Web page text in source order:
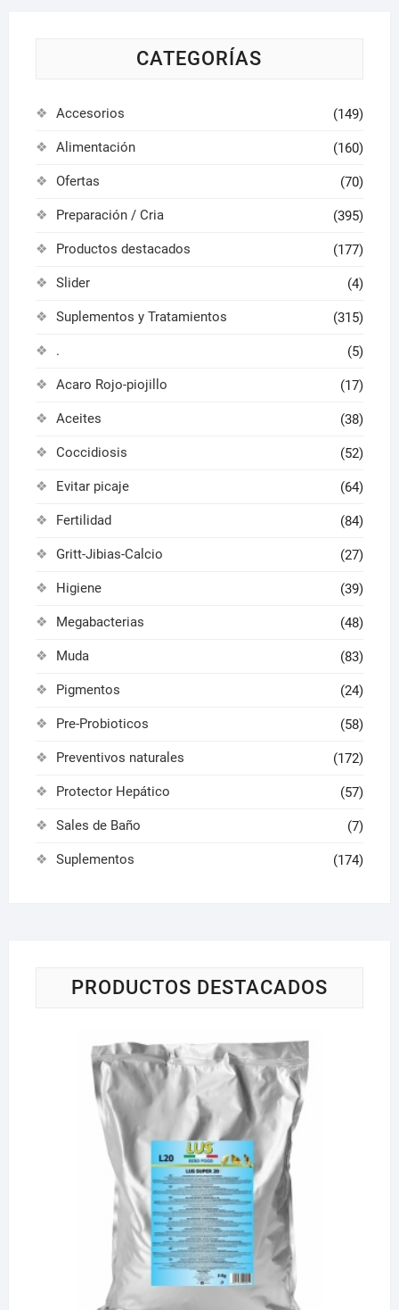
página
CATEGORÍAS
Accesorios (149)
Alimentación (160)
Ofertas (70)
Preparación / Cria (395)
Productos destacados (177)
Slider (4)
Suplementos y Tratamientos (315)
. (5)
Acaro Rojo-piojillo (17)
Aceites (38)
Coccidiosis (52)
Evitar picaje (64)
Fertilidad (84)
Gritt-Jibias-Calcio (27)
Higiene (39)
Megabacterias (48)
Muda (83)
Pigmentos (24)
Pre-Probioticos (58)
Preventivos naturales (172)
Protector Hepático (57)
Sales de Baño (7)
Suplementos (174)
PRODUCTOS DESTACADOS